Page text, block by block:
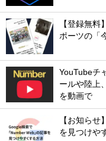
【登録無
ポーツの「
YouTubeチ
ールや陸上
を動画で
【お知ら
を見つけや